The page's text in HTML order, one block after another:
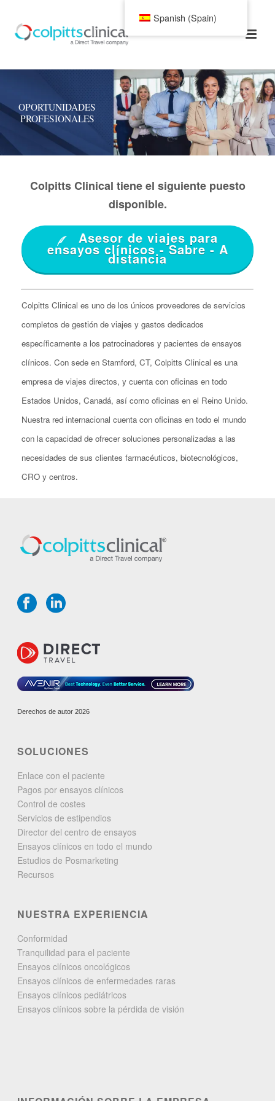
OPORTUNIDADES
PROFESIONALES
Colpitts Clinical tiene el siguiente puesto
disponible.
Asesor de viajes para
ensayos clínicos - Sabre - A
distancia
Colpitts Clinical es uno de los únicos proveedores de servicios
completos de gestión de viajes y gastos dedicados
específicamente a los patrocinadores y pacientes de ensayos
clínicos. Con sede en Stamford, CT, Colpitts Clinical es una
empresa de viajes directos, y cuenta con oficinas en todo
Estados Unidos, Canadá, así como oficinas en el Reino Unido.
Nuestra red internacional cuenta con oficinas en todo el mundo
con la capacidad de ofrecer soluciones personalizadas a las
necesidades de sus clientes farmacéuticos, biotecnológicos,
CRO y centros.
Derechos de autor 2026
SOLUCIONES
Enlace con el paciente
Pagos por ensayos clínicos
Control de costes
Servicios de estipendios
Director del centro de ensayos
Ensayos clínicos en todo el mundo
Estudios de Posmarketing
Recursos
NUESTRA EXPERIENCIA
Conformidad
Tranquilidad para el paciente
Ensayos clínicos oncológicos
Ensayos clínicos de enfermedades raras
Ensayos clínicos pediátricos
Ensayos clínicos sobre la pérdida de visión
Spanish (Spain)